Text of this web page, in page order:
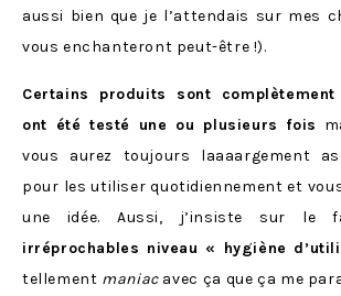
aussi bien que je l’attendais sur mes
vous enchanteront peut-être !).
Certains produits sont complètement
ont été testé une ou plusieurs fois
vous aurez toujours laaaargement
pour les utiliser quotidiennement et
une idée. Aussi, j’insiste sur le
irréprochables niveau « hygiène
tellement maniacavec ça que ça me